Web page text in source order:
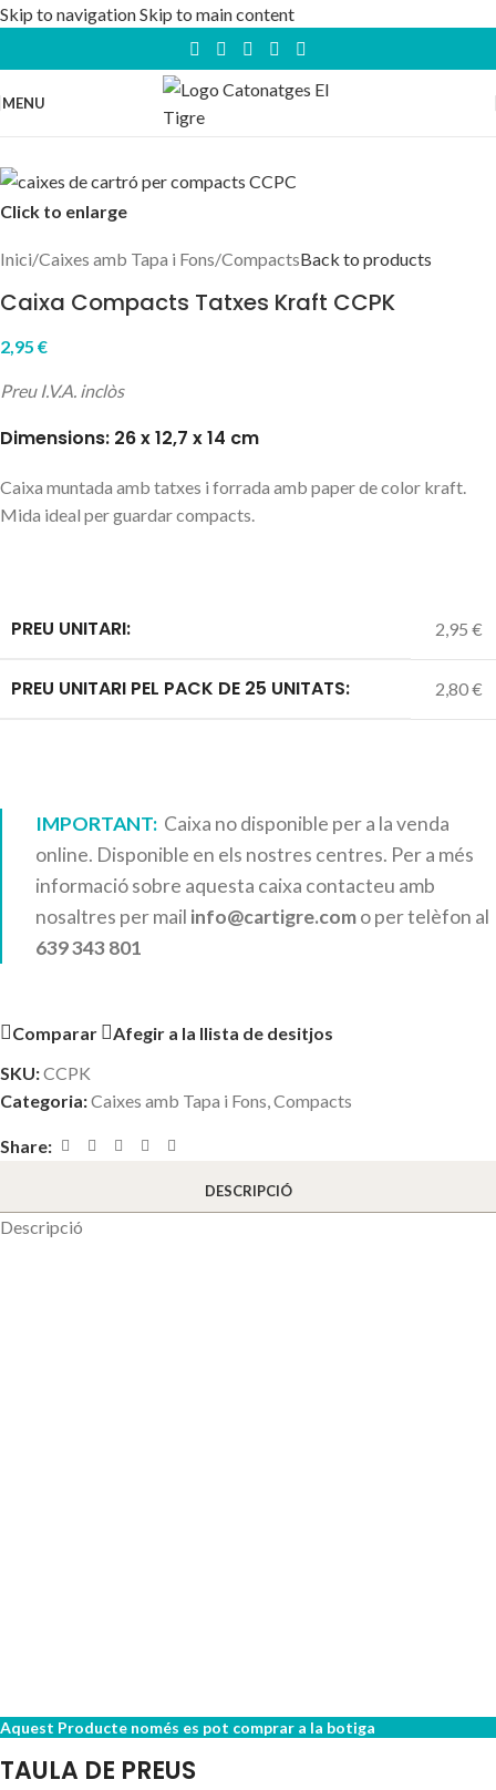
Skip to navigationSkip to main content
MENU
Click to enlarge
Inici/Caixes amb Tapa i Fons/CompactsBack to products
Caixa Compacts Tatxes Kraft CCPK
2,95 €
Preu I.V.A. inclòs
Dimensions: 26 x 12,7 x 14 cm
Caixa muntada amb tatxes i forrada amb paper de color kraft.
Mida ideal per guardar compacts.
PREU UNITARI: 2,95 €
PREU UNITARI PEL PACK DE 25 UNITATS: 2,80 €
IMPORTANT: Caixa no disponible per a la venda
online. Disponible en els nostres centres. Per a més
informació sobre aquesta caixa contacteu amb
nosaltres per mail info@cartigre.como per telèfon al
639 343 801
Comparar
Afegir a la llista de desitjos
SKU:CCPK
Categoria:Caixes amb Tapa i Fons,Compacts
Share:
DESCRIPCIÓ
Descripció
Aquest Producte només es pot comprar a la botiga
TAULA DE PREUS